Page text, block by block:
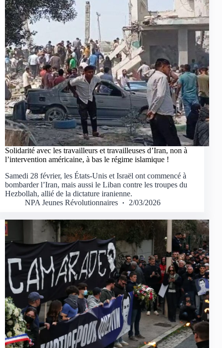
Solidarité avec les travailleurs et travailleuses d’Iran, non à
l’intervention américaine, à bas le régime islamique !
Samedi 28 février, les États-Unis et Israël ont commencé à
bombarder l’Iran, mais aussi le Liban contre les troupes du
Hezbollah, allié de la dictature iranienne.
NPA Jeunes Révolutionnaires
2/03/2026